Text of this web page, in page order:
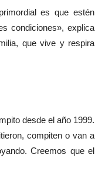
es que estén
condiciones», explica
que vive y respira
desde el año 1999.
compiten o van a
Creemos que el